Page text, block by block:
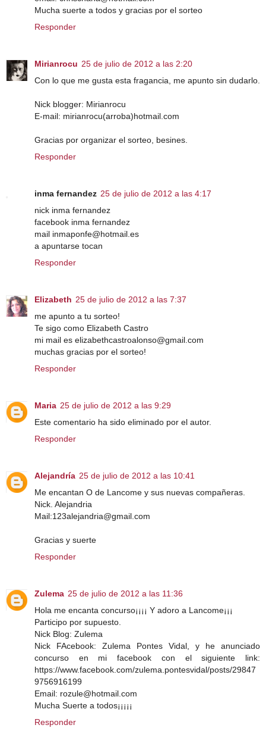
Mucha suerte a todos y gracias por el sorteo
Responder
Mirianrocu 25 de julio de 2012 a las 2:20
Con lo que me gusta esta fragancia, me apunto sin dudarlo.
Nick blogger: Mirianrocu
E-mail: mirianrocu(arroba)hotmail.com
Gracias por organizar el sorteo, besines.
Responder
inma fernandez 25 de julio de 2012 a las 4:17
nick inma fernandez
facebook inma fernandez
mail inmaponfe@hotmail.es
a apuntarse tocan
Responder
Elizabeth 25 de julio de 2012 a las 7:37
me apunto a tu sorteo!
Te sigo como Elizabeth Castro
mi mail es elizabethcastroalonso@gmail.com
muchas gracias por el sorteo!
Responder
Maria 25 de julio de 2012 a las 9:29
Este comentario ha sido eliminado por el autor.
Responder
Alejandría 25 de julio de 2012 a las 10:41
Me encantan O de Lancome y sus nuevas compañeras.
Nick. Alejandria
Mail:123alejandria@gmail.com
Gracias y suerte
Responder
Zulema 25 de julio de 2012 a las 11:36
Hola me encanta concurso¡¡¡¡ Y adoro a Lancome¡¡¡
Participo por supuesto.
Nick Blog: Zulema
Nick FAcebook: Zulema Pontes Vidal, y he anunciado
concurso en mi facebook con el siguiente link:
https://www.facebook.com/zulema.pontesvidal/posts/29847
9756916199
Email: rozule@hotmail.com
Mucha Suerte a todos¡¡¡¡¡
Responder